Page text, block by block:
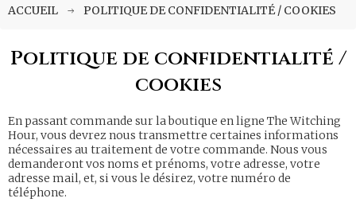
ACCUEIL POLITIQUE DE CONFIDENTIALITÉ / COOKIES
Politique de confidentialité /
cookies
En passant commande sur la boutique en ligne The Witching
Hour, vous devrez nous transmettre certaines informations
nécessaires au traitement de votre commande. Nous vous
demanderont vos noms et prénoms, votre adresse, votre
adresse mail, et, si vous le désirez, votre numéro de
téléphone.